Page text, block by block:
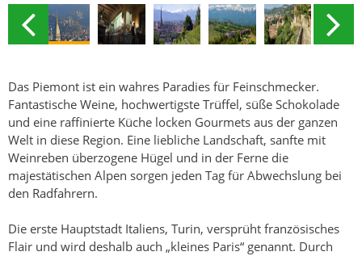
Das Piemont ist ein wahres Paradies für Feinschmecker.
Fantastische Weine, hochwertigste Trüffel, süße Schokolade
und eine raffinierte Küche locken Gourmets aus der ganzen
Welt in diese Region. Eine liebliche Landschaft, sanfte mit
Weinreben überzogene Hügel und in der Ferne die
majestätischen Alpen sorgen jeden Tag für Abwechslung bei
den Radfahrern.
Die erste Hauptstadt Italiens, Turin, versprüht französisches
Flair und wird deshalb auch „kleines Paris“ genannt. Durch